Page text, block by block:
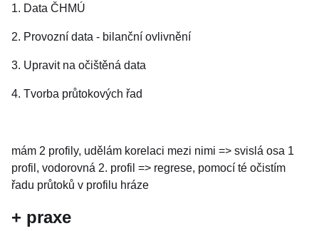
1. Data ČHMÚ
2. Provozní data - bilanční ovlivnění
3. Upravit na očištěná data
4. Tvorba průtokových řad
mám 2 profily, udělám korelaci mezi nimi => svislá osa 1
profil, vodorovná 2. profil => regrese, pomocí té očistím
řadu průtoků v profilu hráze
+ praxe